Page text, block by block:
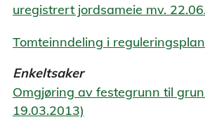
uregistrert jordsameie mv.
Tomteinndeling i
Enkeltsaker
Omgjøring av festegrunn til
19.03.2013)